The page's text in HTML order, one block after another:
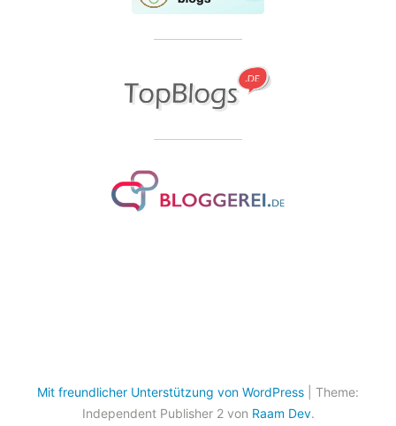
Mit freundlicher Unterstützung von WordPress
Theme:
Independent Publisher 2 von Raam Dev.